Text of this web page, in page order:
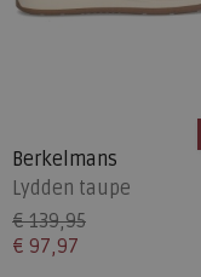
Berkelmans
Lydden taupe
€ 139,95
€ 97,97